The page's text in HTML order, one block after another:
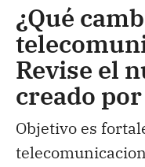
¿Qué
Revise el
creado
Objetivo es